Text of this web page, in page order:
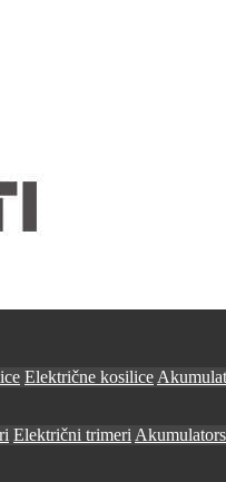
Električne kosilice
Električni trimeri